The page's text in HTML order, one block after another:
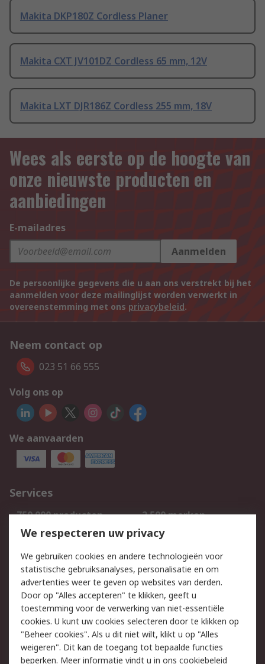
Makita DKP180Z Cordless Planer
Makita CXT JV101DZ Cordless 65 mm, 12V
Makita LXT DJR186Z Cordless 255 mm, 18V
Wees als eerste op de hoogte van
onze nieuwste producten en
aanbiedingen
E-mailadres
Aanmelden
De persoonlijke gegevens die u aan ons verstrekt bij het
aanmelden voor deze mailinglijst worden verwerkt in
overeenstemming met ons privacybeleid.
Neem contact op
023 51 66 555
Volg ons op
We aanvaarden
Services
750.000 producten
2.500 merken
Bestellen
Inkoopoplossingen
Track & Trace
Wettelijk
Cookiebeleid
Email veiligheid
Privacybeleid
Websitevoorwaarden
Algemene
We respecteren uw privacy
We gebruiken cookies en andere technologieën voor
statistische gebruiksanalyses, personalisatie en om
advertenties weer te geven op websites van derden.
Door op "Alles accepteren" te klikken, geeft u
toestemming voor de verwerking van niet-essentiële
cookies. U kunt uw cookies selecteren door te klikken op
"Beheer cookies". Als u dit niet wilt, klikt u op "Alles
weigeren". Dit kan de toegang tot bepaalde functies
beperken. Meer informatie vindt u in ons cookiebeleid